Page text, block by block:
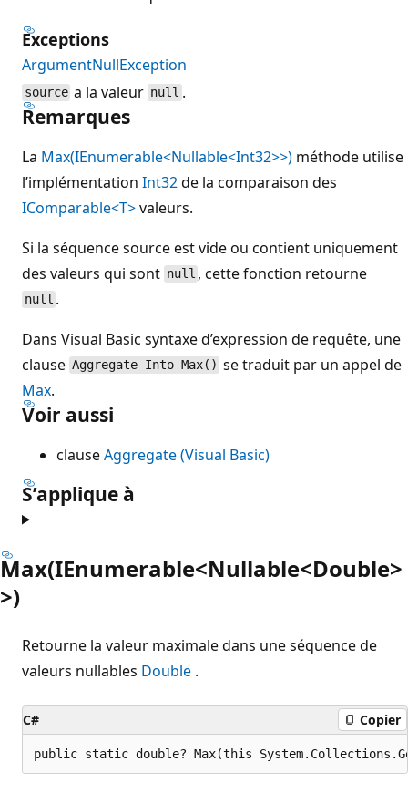
Exceptions
ArgumentNullException
source a la valeur null .
Remarques
La Max(IEnumerable<Nullable<Int32>>) méthode utilise
l’implémentation Int32de la comparaison des
IComparable<T>valeurs.
Si la séquence source est vide ou contient uniquement
des valeurs qui sont null , cette fonction retourne
null .
Dans Visual Basic syntaxe d’expression de requête, une
clause Aggregate Into Max() se traduit par un appel de
Max.
Voir aussi
clauseAggregate (Visual Basic)
S’applique à
Max(IEnumerable<Nullable<Double>
>)
Retourne la valeur maximale dans une séquence de
valeurs nullables Double .
C# Copier
public static double? Max(this